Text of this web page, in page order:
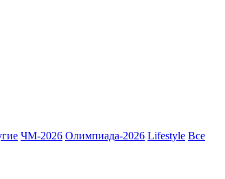
ЧМ-2026 Олимпиада-2026 Lifestyle Все